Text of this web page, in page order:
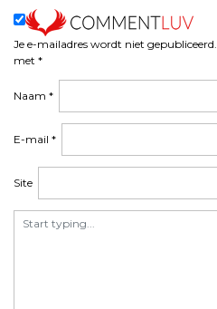
Je e-mailadres wordt niet gepubliceerd.
met *
Naam *
E-mail *
Site